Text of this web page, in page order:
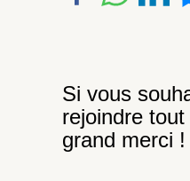
Si vous
rejoindre
grand merci !